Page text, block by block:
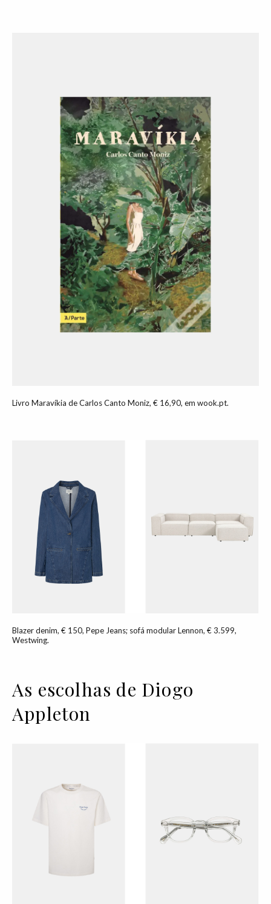
Livro Maravíkia de Carlos Canto Moniz, € 16,90, em wook.pt.
Blazer denim, € 150, Pepe Jeans; sofá modular Lennon, € 3.599,
Westwing.
As escolhas de Diogo
Appleton